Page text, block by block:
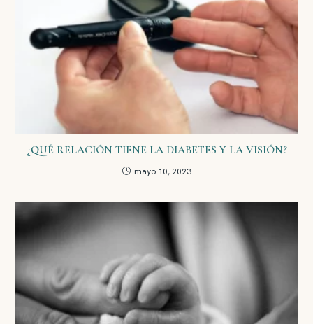
¿QUÉ RELACIÓN TIENE LA DIABETES Y LA VISIÓN?
mayo 10, 2023